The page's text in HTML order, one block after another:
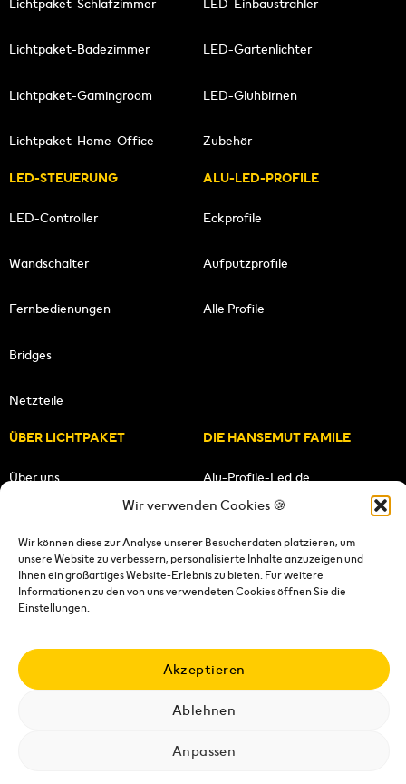
Wir verwenden Cookies 🍪
Wir können diese zur Analyse unserer Besucherdaten platzieren, um
unsere Website zu verbessern, personalisierte Inhalte anzuzeigen und
Ihnen ein großartiges Website-Erlebnis zu bieten. Für weitere
Informationen zu den von uns verwendeten Cookies öffnen Sie die
Einstellungen.
Akzeptieren
Ablehnen
Anpassen
Lichtpaket-Schlafzimmer
Lichtpaket-Badezimmer
Lichtpaket-Gamingroom
Lichtpaket-Home-Office
LED-Einbaustrahler
LED-Gartenlichter
LED-Glühbirnen
Zubehör
LED-STEUERUNG
LED-Controller
Wandschalter
Fernbedienungen
Bridges
Netzteile
ALU-LED-PROFILE
Eckprofile
Aufputzprofile
Alle Profile
ÜBER LICHTPAKET
Über uns
Unser Team
DIE HANSEMUT FAMILE
Alu-Profile-Led.de
Lichtpaket.de
Datenschutzerklärung|Wiederrufsrecht